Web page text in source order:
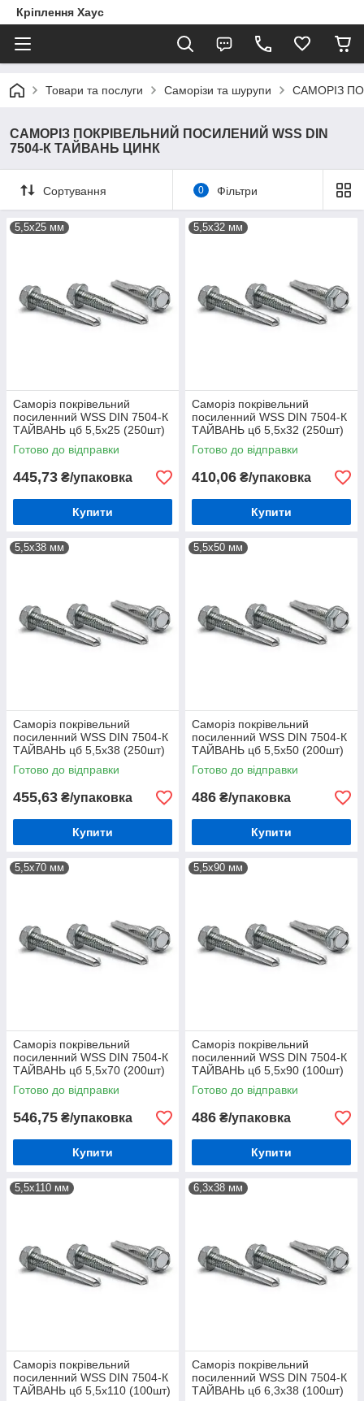
Кріплення Хаус
Товари та послуги Саморізи та шурупи САМОРІЗ
САМОРІЗ ПОКРІВЕЛЬНИЙ ПОСИЛЕНИЙ WSS DIN
7504-К ТАЙВАНЬ ЦИНК
Сортування 0 Фільтри
5,5х25 мм
Саморіз покрівельний
посиленний WSS DIN 7504-К
ТАЙВАНЬ цб 5,5х25 (250шт)
Готово до відправки
445,73 ₴/упаковка
Купити
5,5х32 мм
Саморіз покрівельний
посиленний WSS DIN 7504-К
ТАЙВАНЬ цб 5,5х32 (250шт)
Готово до відправки
410,06 ₴/упаковка
Купити
5,5х38 мм
Саморіз покрівельний
посиленний WSS DIN 7504-К
ТАЙВАНЬ цб 5,5х38 (250шт)
Готово до відправки
455,63 ₴/упаковка
Купити
5,5х50 мм
Саморіз покрівельний
посиленний WSS DIN 7504-К
ТАЙВАНЬ цб 5,5х50 (200шт)
Готово до відправки
486 ₴/упаковка
Купити
5,5х70 мм
Саморіз покрівельний
посиленний WSS DIN 7504-К
ТАЙВАНЬ цб 5,5х70 (200шт)
Готово до відправки
546,75 ₴/упаковка
Купити
5,5х90 мм
Саморіз покрівельний
посиленний WSS DIN 7504-К
ТАЙВАНЬ цб 5,5х90 (100шт)
Готово до відправки
486 ₴/упаковка
Купити
5,5х110 мм
Саморіз покрівельний
посиленний WSS DIN 7504-К
ТАЙВАНЬ цб 5,5х110 (100шт)
6,3х38 мм
Саморіз покрівельний
посиленний WSS DIN 7504-К
ТАЙВАНЬ цб 6,3х38 (100шт)